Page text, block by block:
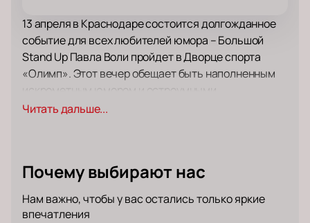
13 апреля в Краснодаре состоится долгожданное
событие для всех любителей юмора – Большой
Stand Up Павла Воли пройдет в Дворце спорта
«Олимп». Этот вечер обещает быть наполненным
наблюдениями, которые сделают его
поклонников своим талантом. Его выступления
говорить о простых вещах так, что каждый зритель
Читать дальше...
Почему выбирают нас
Нам важно, чтобы у вас остались только яркие
впечатления